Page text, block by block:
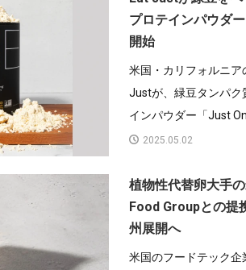
プロテインパウダ
開始
米国・カリフォルニ
Justが、緑豆タンパク
インパウダー「Just
2025.05.02
植物性代替卵大手
Food Groupとの提
州展開へ
米国のフードテック